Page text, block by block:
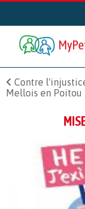
Contre
Mellois en Poitou